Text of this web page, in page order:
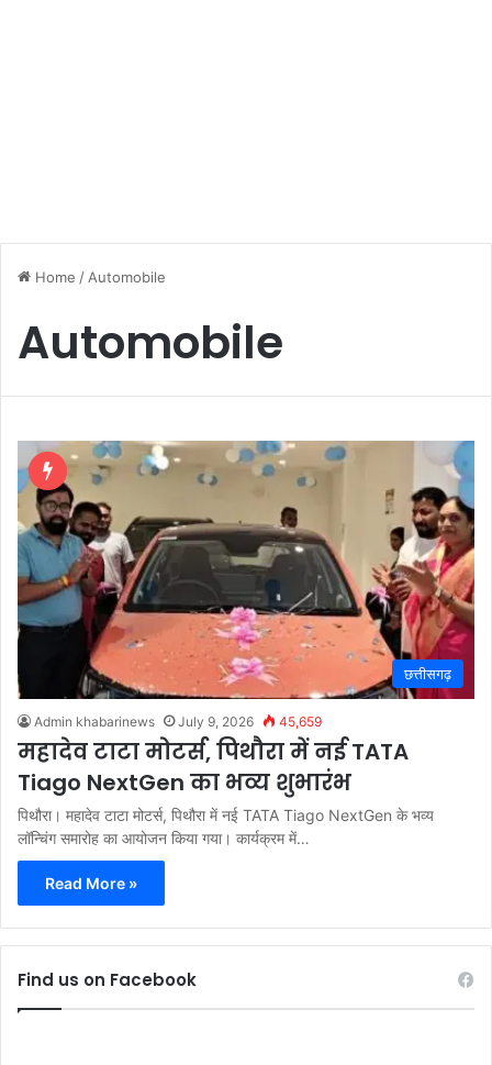
Home / Automobile
Automobile
छत्तीसगढ़
Admin khabarinews July 9, 2026 45,659
महादेव टाटा मोटर्स, पिथौरा में नई TATA
Tiago NextGen का भव्य शुभारंभ
पिथौरा। महादेव टाटा मोटर्स, पिथौरा में नई TATA Tiago NextGen के भव्य
लॉन्चिंग समारोह का आयोजन किया गया। कार्यक्रम में…
Read More »
Find us on Facebook